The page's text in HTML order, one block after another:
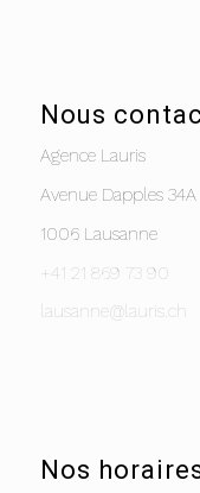
Nous
Agence Lauris
Avenue Dapples 34A
1006 Lausanne
+41 21 869 73 90
lausanne@lauris.ch
Nos